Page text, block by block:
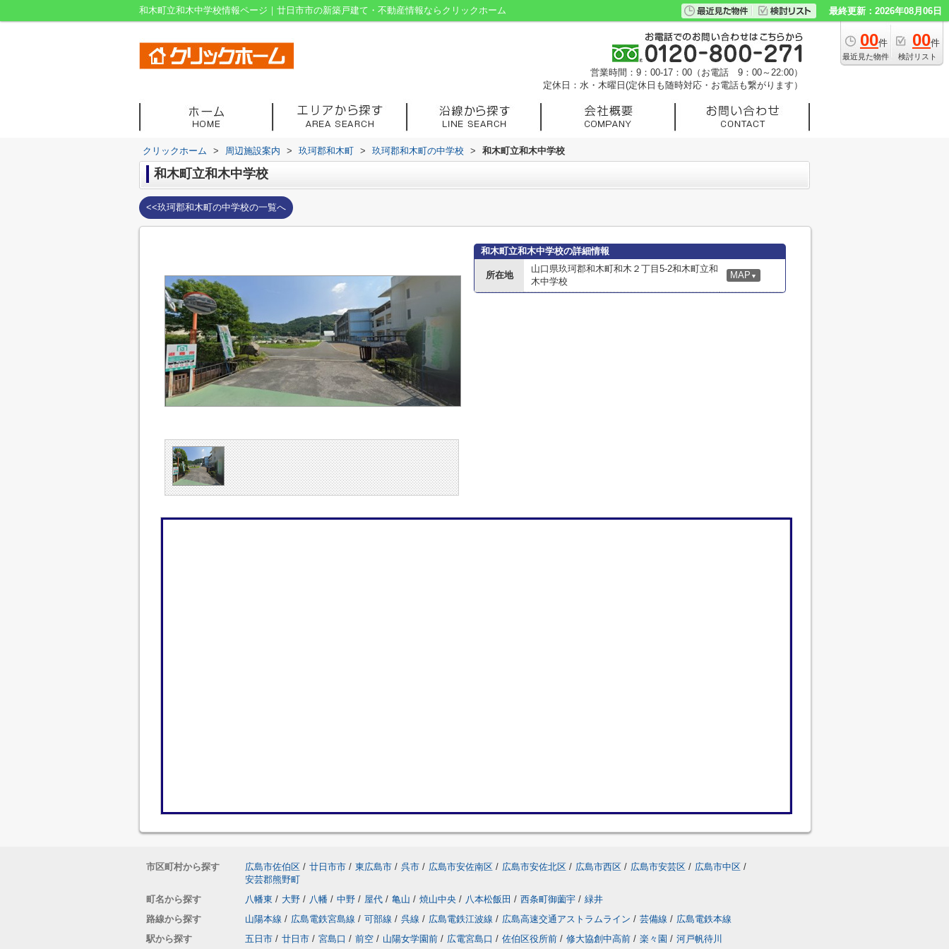
和木町立和木中学校情報ページ｜廿日市市の新築戸建て・不動産情報ならクリックホーム 最終更新：2026年08月06日
00件
最近見た物件
00件
検討リスト
営業時間：9：00-17：00（お電話 9：00～22:00）
定休日：水・木曜日(定休日も随時対応・お電話も繋がります）
クリックホーム > 周辺施設案内 > 玖珂郡和木町 > 玖珂郡和木町の中学校 > 和木町立和木中学校
和木町立和木中学校
<<玖珂郡和木町の中学校の一覧へ
和木町立和木中学校の詳細情報
所在地
山口県玖珂郡和木町和木２丁目5-2和木町立和
木中学校
MAP ▼
市区町村から探す 広島市佐伯区 / 廿日市市 / 東広島市 / 呉市 / 広島市安佐南区 / 広島市安佐北区 / 広島市西区 / 広島市安芸区 / 広島市中区 /
安芸郡熊野町
町名から探す
八幡東 / 大野 / 八幡 / 中野 / 屋代 / 亀山 / 焼山中央 / 八本松飯田 / 西条町御薗宇 / 緑井
路線から探す
山陽本線 / 広島電鉄宮島線 / 可部線 / 呉線 / 広島電鉄江波線 / 広島高速交通アストラムライン / 芸備線 / 広島電鉄本線
駅から探す
五日市 / 廿日市 / 宮島口 / 前空 / 山陽女学園前 / 広電宮島口 / 佐伯区役所前 / 修大協創中高前 / 楽々園 / 河戸帆待川